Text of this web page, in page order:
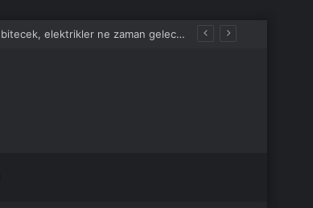
İstanbul BEDAŞ elektrik kesintisi! 21-22 Temmuz İstanbul’da elektrik kesintisi ne zaman bitecek, elektrikler ne zaman gelecek?